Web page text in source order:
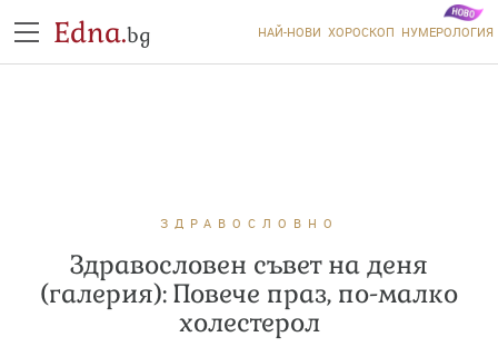
Edna.bg НАЙ-НОВИ ХОРОСКОП НУМЕРОЛОГИЯ
ЗДРАВОСЛОВНО
Здравословен съвет на деня
(галерия): Повече праз, по-малко
холестерол